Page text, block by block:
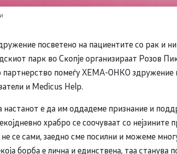
посветено на пациентите со рак и
парк во Скопје организираат Розов
партнерство помеѓу ХЕМА-ОНКО здружение
и Mediсus Help.
настанот е да им оддадеме признание и
храбро се соочуваат со
се сами, заедно сме посилни и можеме
борба е лична и единствена, таа станува